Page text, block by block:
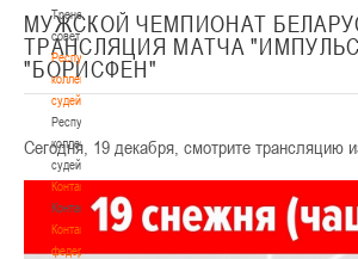
Тренерский
совет
Республиканская
коллегия
судей
Республиканская
коллегия
судей
Контакты
Контакты
Контакты
федерации
МУЖСКОЙ ЧЕМПИОНАТ
ТРАНСЛЯЦИЯ МАТЧА
"БОРИСФЕН"
Сегодня, 19 декабря, смотрите трансляцию